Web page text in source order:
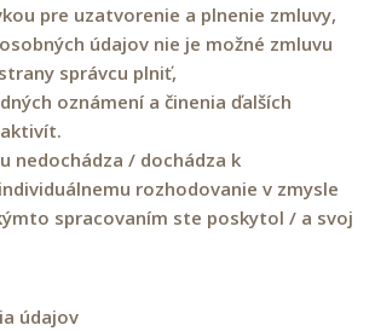
pre uzatvorenie a plnenie zmluvy,
údajov nie je možné zmluvu
správcu plniť,
oznámení a činenia ďalších
nedochádza / dochádza k
rozhodovanie v zmysle
spracovaním ste poskytol / a svoj
údajov